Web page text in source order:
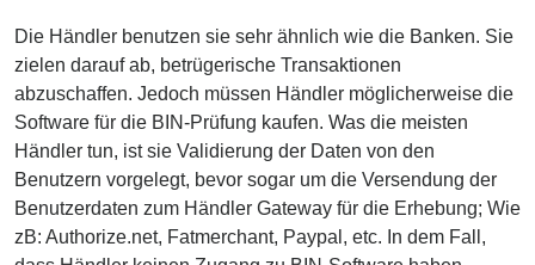
Die Händler benutzen sie sehr ähnlich wie die Banken. Sie
zielen darauf ab, betrügerische Transaktionen
abzuschaffen. Jedoch müssen Händler möglicherweise die
Software für die BIN-Prüfung kaufen. Was die meisten
Händler tun, ist sie Validierung der Daten von den
Benutzern vorgelegt, bevor sogar um die Versendung der
Benutzerdaten zum Händler Gateway für die Erhebung; Wie
zB: Authorize.net, Fatmerchant, Paypal, etc. In dem Fall,